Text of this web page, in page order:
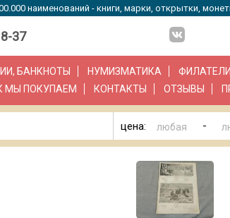
наименований - книги, марки, открытки,
37
БАНКНОТЫ НУМИЗМАТИКА
МЫ ПОКУПАЕМ КОНТАКТЫ ОТЗЫВЫ
цена: -